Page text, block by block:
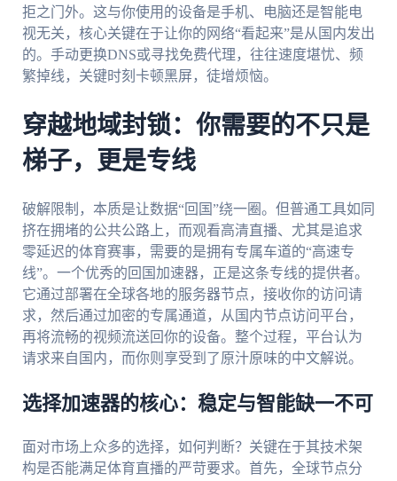
拒之门外。这与你使用的设备是手机、电脑还是智能电
视无关，核心关键在于让你的网络“看起来”是从国内发出
的。手动更换DNS或寻找免费代理，往往速度堪忧、频
繁掉线，关键时刻卡顿黑屏，徒增烦恼。
穿越地域封锁：你需要的不只是
梯子，更是专线
破解限制，本质是让数据“回国”绕一圈。但普通工具如同
挤在拥堵的公共公路上，而观看高清直播、尤其是追求
零延迟的体育赛事，需要的是拥有专属车道的“高速专
线”。一个优秀的回国加速器，正是这条专线的提供者。
它通过部署在全球各地的服务器节点，接收你的访问请
求，然后通过加密的专属通道，从国内节点访问平台，
再将流畅的视频流送回你的设备。整个过程，平台认为
请求来自国内，而你则享受到了原汁原味的中文解说。
选择加速器的核心：稳定与智能缺一不可
面对市场上众多的选择，如何判断？关键在于其技术架
构是否能满足体育直播的严苛要求。首先，全球节点分